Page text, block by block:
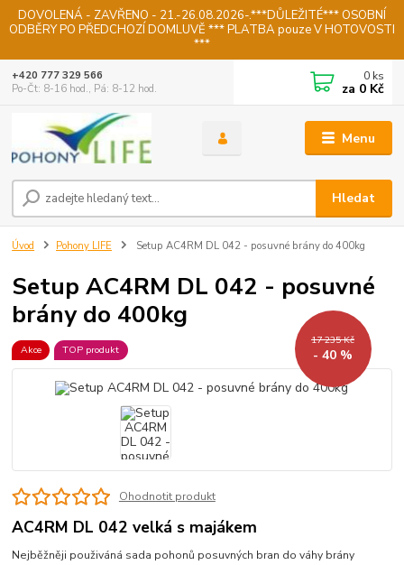
DOVOLENÁ - ZAVŘENO - 21.-26.08.2026-.***DŮLEŽITÉ*** OSOBNÍ
ODBĚRY PO PŘEDCHOZÍ DOMLUVĚ *** PLATBA pouze V HOTOVOSTI
***
Menu
Hledat
+420 777 329 566
Po-Čt: 8-16 hod., Pá: 8-12 hod.
0 ks
za 0 Kč
Úvod Pohony LIFE Setup AC4RM DL 042 - posuvné brány do 400kg
Setup AC4RM DL 042 - posuvné
brány do 400kg
Akce TOP produkt
17 235 Kč
- 40 %
Ohodnotit produkt
AC4RM DL 042 velká s majákem
Nejběžněji použiváná sada pohonů posuvných bran do váhy brány